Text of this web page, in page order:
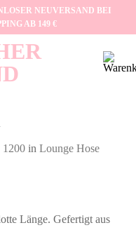
NEUVERSAND BEI
AB 149 €
1200 in Lounge Hose
Länge. Gefertigt aus